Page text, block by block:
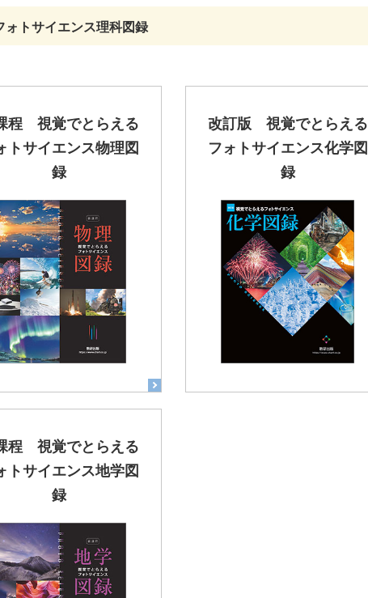
ォトサイエンス理科図録
程 視覚でとらえる
トサイエンス物理図
録
改訂版 視覚でとらえる
フォトサイエンス化学図
録
程 視覚でとらえる
トサイエンス地学図
録